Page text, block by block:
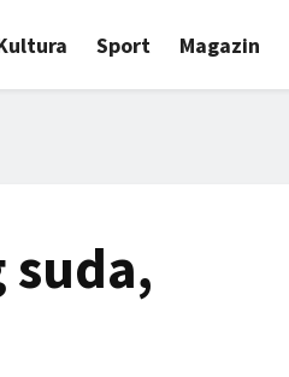
Sport Magazin
suda,